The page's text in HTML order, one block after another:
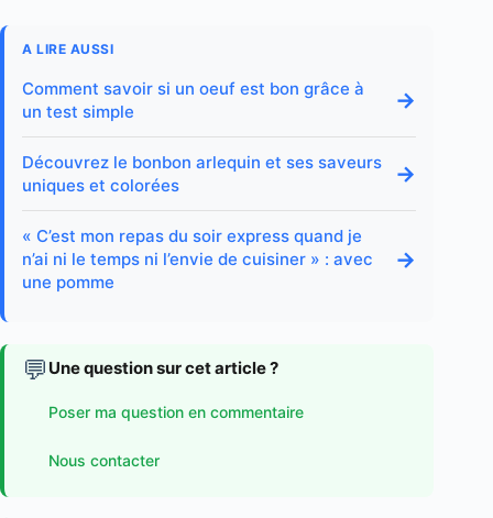
A LIRE AUSSI
Comment savoir si un oeuf est bon grâce à
un test simple
→
Découvrez le bonbon arlequin et ses saveurs
uniques et colorées
→
« C’est mon repas du soir express quand je
n’ai ni le temps ni l’envie de cuisiner » : avec
une pomme
→
💬 Une question sur cet article ?
Poser ma question en commentaire
Nous contacter